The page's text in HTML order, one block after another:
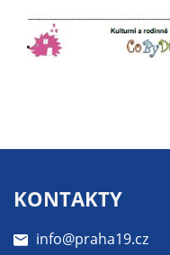
KONTAKTY
info@praha19.cz